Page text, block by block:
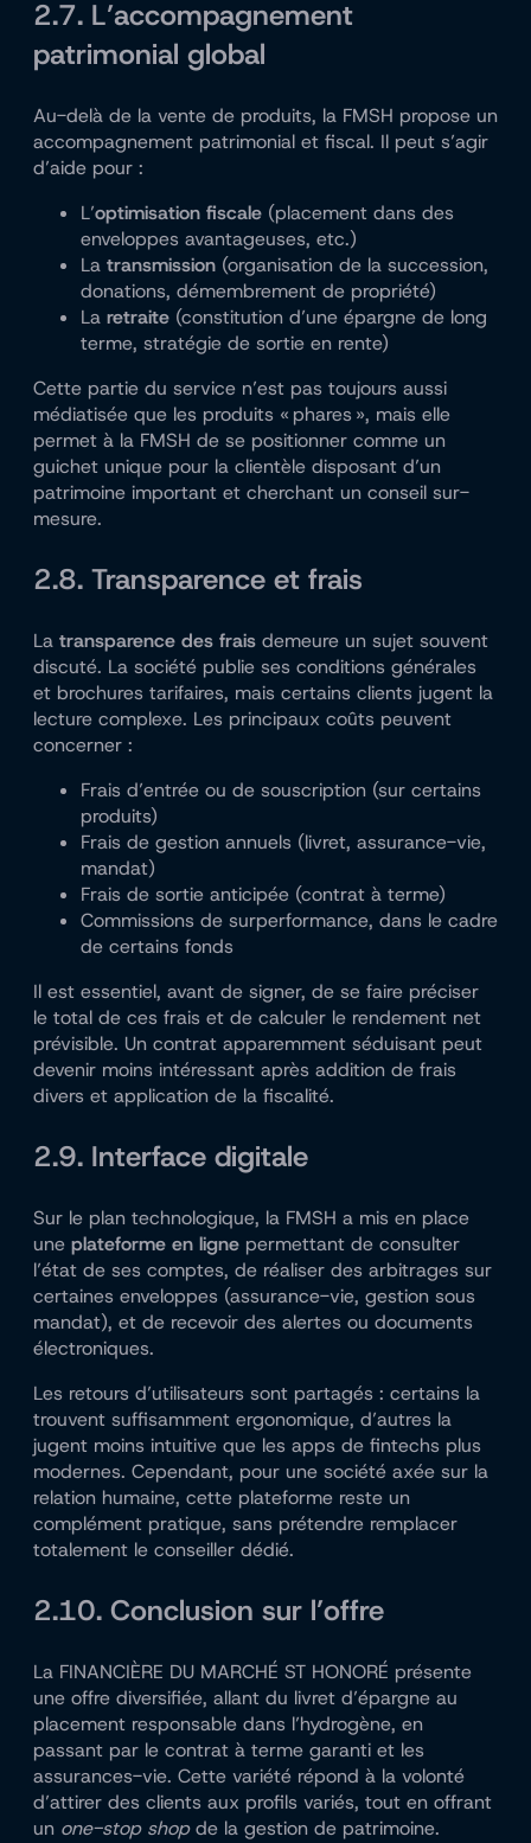
2.7. L’accompagnement
patrimonial global
Au-delà de la vente de produits, la FMSH propose un
accompagnement patrimonial et fiscal. Il peut s’agir
d’aide pour :
L’optimisation fiscale (placement dans des
enveloppes avantageuses, etc.)
La transmission (organisation de la succession,
donations, démembrement de propriété)
La retraite (constitution d’une épargne de long
terme, stratégie de sortie en rente)
Cette partie du service n’est pas toujours aussi
médiatisée que les produits « phares », mais elle
permet à la FMSH de se positionner comme un
guichet unique pour la clientèle disposant d’un
patrimoine important et cherchant un conseil sur-
mesure.
2.8. Transparence et frais
La transparence des frais demeure un sujet souvent
discuté. La société publie ses conditions générales
et brochures tarifaires, mais certains clients jugent la
lecture complexe. Les principaux coûts peuvent
concerner :
Frais d’entrée ou de souscription (sur certains
produits)
Frais de gestion annuels (livret, assurance-vie,
mandat)
Frais de sortie anticipée (contrat à terme)
Commissions de surperformance, dans le cadre
de certains fonds
Il est essentiel, avant de signer, de se faire préciser
le total de ces frais et de calculer le rendement net
prévisible. Un contrat apparemment séduisant peut
devenir moins intéressant après addition de frais
divers et application de la fiscalité.
2.9. Interface digitale
Sur le plan technologique, la FMSH a mis en place
une plateforme en ligne permettant de consulter
l’état de ses comptes, de réaliser des arbitrages sur
certaines enveloppes (assurance-vie, gestion sous
mandat), et de recevoir des alertes ou documents
électroniques.
Les retours d’utilisateurs sont partagés : certains la
trouvent suffisamment ergonomique, d’autres la
jugent moins intuitive que les apps de fintechs plus
modernes. Cependant, pour une société axée sur la
relation humaine, cette plateforme reste un
complément pratique, sans prétendre remplacer
totalement le conseiller dédié.
2.10. Conclusion sur l’offre
La FINANCIÈRE DU MARCHÉ ST HONORÉ présente
une offre diversifiée, allant du livret d’épargne au
placement responsable dans l’hydrogène, en
passant par le contrat à terme garanti et les
assurances-vie. Cette variété répond à la volonté
d’attirer des clients aux profils variés, tout en offrant
un one-stop shopde la gestion de patrimoine.